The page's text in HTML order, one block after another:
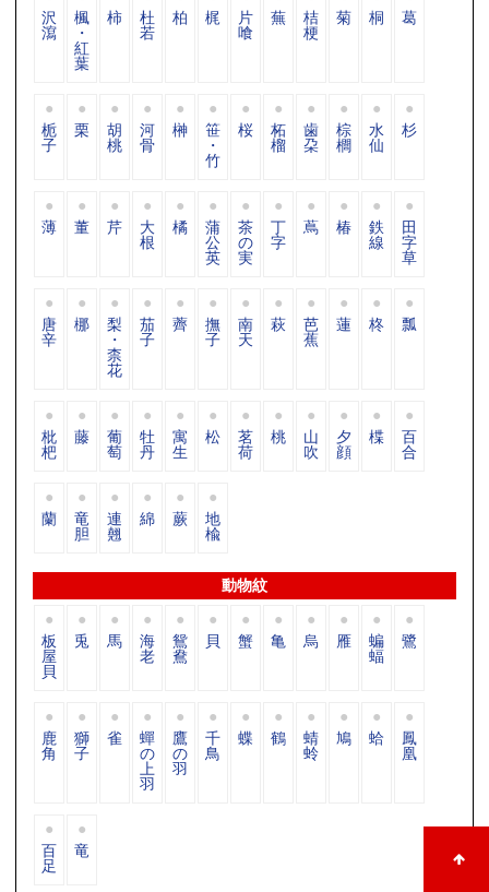
沢
瀉
楓
・
紅
葉
柿 杜
若
柏 梶 片
喰
蕪 桔
梗
菊 桐 葛
栀
子
栗 胡
桃
河
骨
榊 笹
・
竹
桜 柘
榴
歯
朶
棕
櫚
水
仙
杉
薄 董 芹 大
根
橘 蒲
公
英
茶
の
実
丁
字
蔦 椿 鉄
線
田
字
草
唐
辛
梛 梨
・
柰
花
茄
子
薺 撫
子
南
天
萩 芭
蕉
蓮 柊 瓢
枇
杷
藤 葡
萄
牡
丹
寓
生
松 茗
荷
桃 山
吹
夕
顔
楪 百
合
蘭 竜
胆
連
翹
綿 蕨 地
楡
動物紋
板
屋
貝
兎 馬 海
老
鴛
鴦
貝 蟹 亀 烏 雁 蝙
蝠
鷺
鹿
角
獅
子
雀 蟬
の
上
羽
鷹
の
羽
千
鳥
蝶 鶴 蜻
蛉
鳩 蛤 鳳
凰
百
足
竜